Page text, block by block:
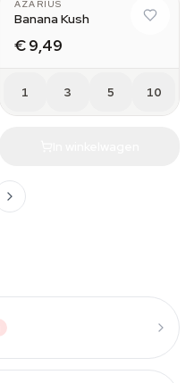
AZARIUS
Banana Kush
€ 9,49
1 3 5 10